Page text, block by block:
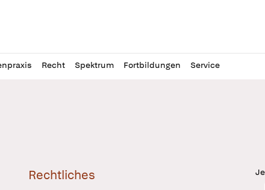
Recht Spektrum Fortbildungen Service
Rechtliches